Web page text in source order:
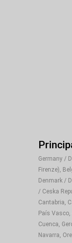
Germany /
Firenze),
Denmark /
/ Ceska
Cantabria,
País
Cuenca,
Navarra,